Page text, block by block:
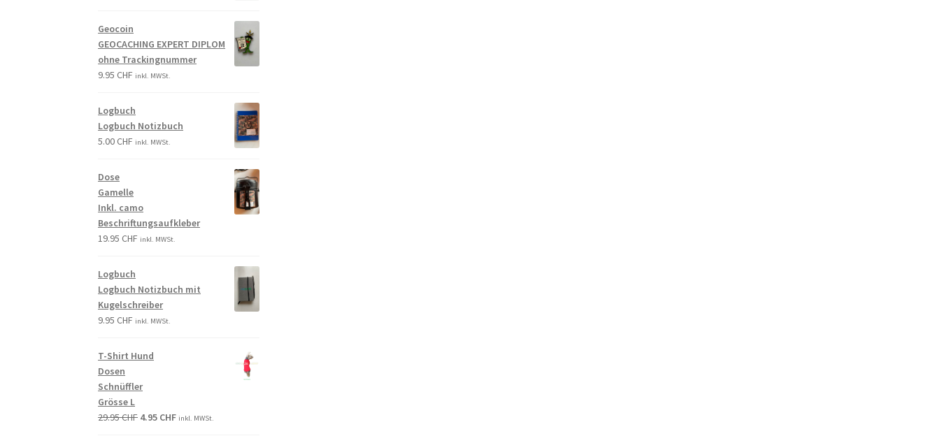
Geocoin
GEOCACHING EXPERT DIPLOM
ohne Trackingnummer
9.95CHF inkl. MWSt.
Logbuch
Logbuch Notizbuch
5.00CHF inkl. MWSt.
Dose
Gamelle
Inkl. camo
Beschriftungsaufkleber
19.95CHF inkl. MWSt.
Logbuch
Logbuch Notizbuch mit
Kugelschreiber
9.95CHF inkl. MWSt.
T-Shirt Hund
Dosen
Schnüffler
Grösse L
29.95CHF 4.95 CHF inkl. MWSt.